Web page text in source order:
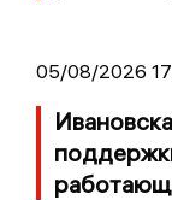
05/08/2026